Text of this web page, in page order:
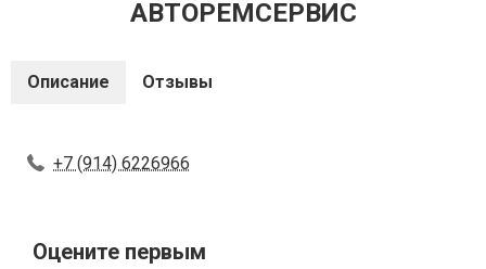
АВТОРЕМСЕРВИС
Описание Отзывы
+7 (914) 6226966
Оцените первым